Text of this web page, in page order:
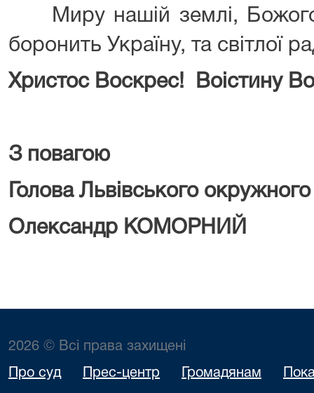
Миру нашій землі, Божого
боронить Україну, та світлої
Христос Воскрес!
Воістину
З повагою
Голова Львівського
Олександр КОМОРНИЙ
2026 © Всі права захищені
Про суд Прес-центр Громадянам